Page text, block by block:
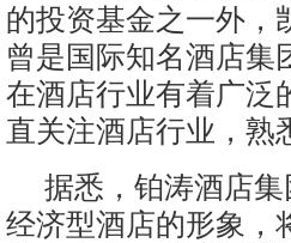
的投资基金之一外，
曾是国际知名酒店集
在酒店行业有着广泛
直关注酒店行业，熟
据悉，铂涛酒店
经济型酒店的形象，